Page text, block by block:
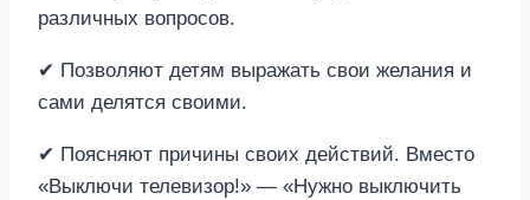
различных вопросов.
✔ Позволяют детям выражать свои желания и
сами делятся своими.
✔ Поясняют причины своих действий. Вместо
«Выключи телевизор!» — «Нужно выключить